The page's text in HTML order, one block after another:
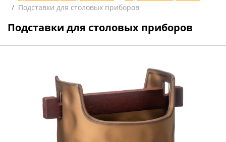
Подставки для столовых приборов
Подставки для столовых приборов